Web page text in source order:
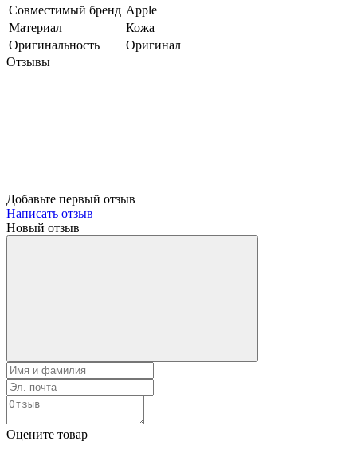
Совместимый бренд Apple
Материал
Кожа
Оригинальность
Оригинал
Отзывы
Добавьте первый отзыв
Написать отзыв
Новый отзыв
Оцените товар